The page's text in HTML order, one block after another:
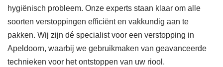
hygiënisch probleem. Onze experts staan klaar om alle
soorten verstoppingen efficiënt en vakkundig aan te
pakken. Wij zijn dé specialist voor een verstopping in
Apeldoorn, waarbij we gebruikmaken van geavanceerde
technieken voor het ontstoppen van uw riool.